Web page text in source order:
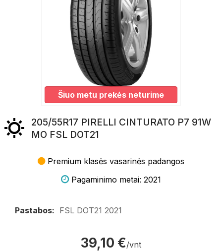
Šiuo metu prekės neturime
205/55R17 PIRELLI CINTURATO P7 91W
MO FSL DOT21
Premium klasės vasarinės padangos
Pagaminimo metai: 2021
Pastabos: FSL DOT21 2021
39,10 €/vnt